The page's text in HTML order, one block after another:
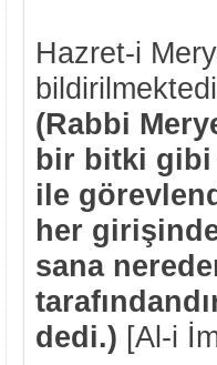
Hazret-i
(Rabbi
bir bitki gibi
ile
her
sana
dedi.) [Al-i